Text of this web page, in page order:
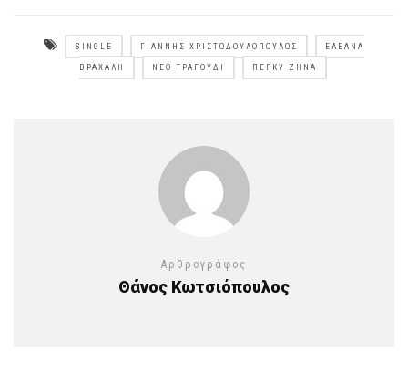
SINGLE ΓΙΆΝΝΗΣ ΧΡΙΣΤΟΔΟΥΛΌΠΟΥΛΟΣ ΕΛΕΆΝΑ
ΒΡΑΧΆΛΗ ΝΈΟ ΤΡΑΓΟΎΔΙ ΠΈΓΚΥ ΖΉΝΑ
Αρθρογράφος
Θάνος Κωτσιόπουλος